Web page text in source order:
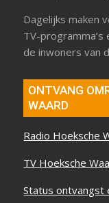
Dagelijks maken
TV-
de inwoners van
ONTVANG
WAARD
Radio Hoeksche
TV Hoeksche
Status ontvangst